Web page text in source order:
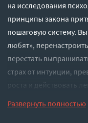
на исследования
принципы закона
пошаговую систему.
любят»,
перестать
страх от интуиции,
роста и действовать
Развернуть полностью